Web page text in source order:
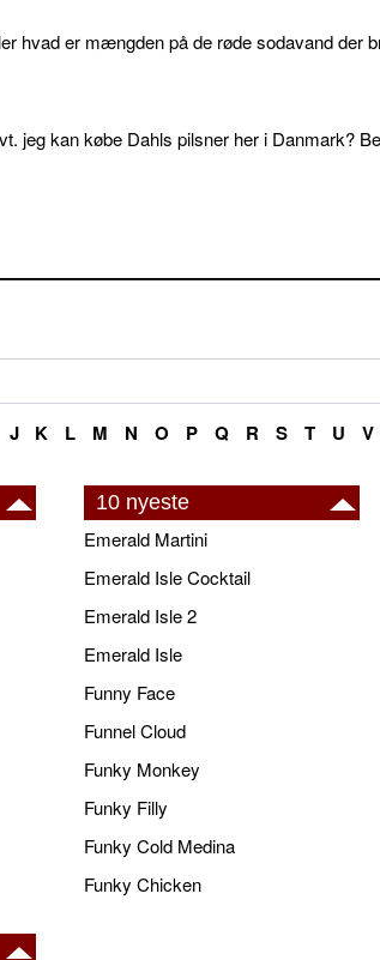
hvad er mængden på de røde sodavand der
jeg kan købe Dahls pilsner her i Danmark?
J K L M N O P Q R S T U V
10 nyeste
Emerald Martini
Emerald Isle Cocktail
Emerald Isle 2
Emerald Isle
Funny Face
Funnel Cloud
Funky Monkey
Funky Filly
Funky Cold Medina
Funky Chicken